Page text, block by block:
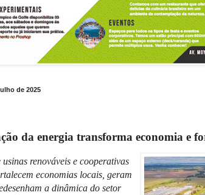
de 2025
da energia transforma economia e
usinas renováveis e cooperativas
economias locais, geram
a dinâmica do setor